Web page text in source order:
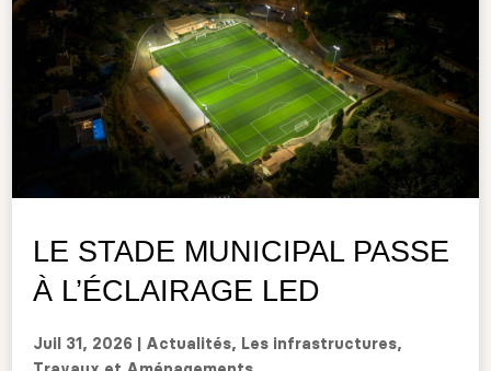
LE STADE MUNICIPAL PASSE
À L’ÉCLAIRAGE LED
Juil 31, 2026 Actualités, Les infrastructures,